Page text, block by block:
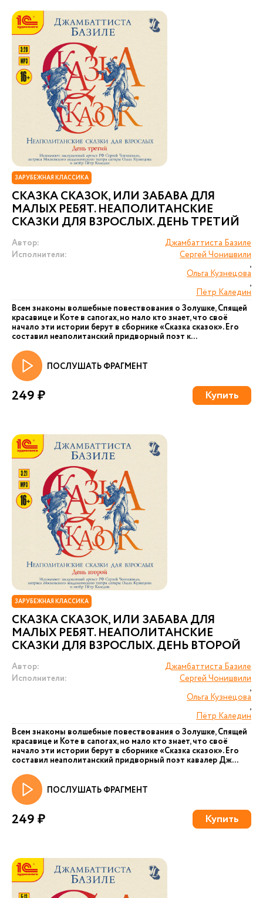
ЗАРУБЕЖНАЯ КЛАССИКА
СКАЗКА СКАЗОК, ИЛИ ЗАБАВА ДЛЯ
МАЛЫХ РЕБЯТ. НЕАПОЛИТАНСКИЕ
СКАЗКИ ДЛЯ ВЗРОСЛЫХ. ДЕНЬ ТРЕТИЙ
Автор:
Джамбаттиста Базиле
Исполнители:
Сергей Чонишвили
,
Ольга Кузнецова
,
Пётр Каледин
Всем знакомы волшебные повествования о Золушке, Спящей
красавице и Коте в сапогах, но мало кто знает, что своё
начало эти истории берут в сборнике «Сказка сказок». Его
составил неаполитанский придворный поэт к...
ПОСЛУШАТЬ ФРАГМЕНТ
249 ₽ Купить
ЗАРУБЕЖНАЯ КЛАССИКА
СКАЗКА СКАЗОК, ИЛИ ЗАБАВА ДЛЯ
МАЛЫХ РЕБЯТ. НЕАПОЛИТАНСКИЕ
СКАЗКИ ДЛЯ ВЗРОСЛЫХ. ДЕНЬ ВТОРОЙ
Автор:
Джамбаттиста Базиле
Исполнители:
Сергей Чонишвили
,
Ольга Кузнецова
,
Пётр Каледин
Всем знакомы волшебные повествования о Золушке, Спящей
красавице и Коте в сапогах, но мало кто знает, что своё
начало эти истории берут в сборнике «Сказка сказок». Его
составил неаполитанский придворный поэт кавалер Дж...
ПОСЛУШАТЬ ФРАГМЕНТ
249 ₽ Купить